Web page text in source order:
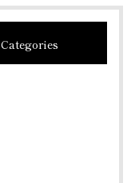
Categories